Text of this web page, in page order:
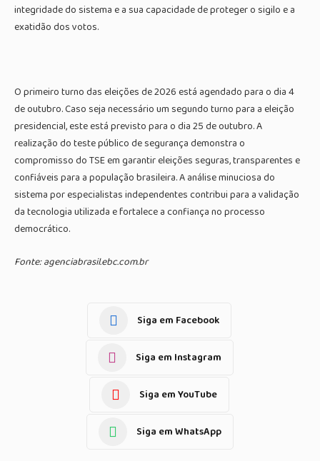
integridade do sistema e a sua capacidade de proteger o sigilo e a
exatidão dos votos.
O primeiro turno das eleições de 2026 está agendado para o dia 4
de outubro. Caso seja necessário um segundo turno para a eleição
presidencial, este está previsto para o dia 25 de outubro. A
realização do teste público de segurança demonstra o
compromisso do TSE em garantir eleições seguras, transparentes e
confiáveis para a população brasileira. A análise minuciosa do
sistema por especialistas independentes contribui para a validação
da tecnologia utilizada e fortalece a confiança no processo
democrático.
Fonte: agenciabrasil.ebc.com.br
Siga em Facebook
Siga em Instagram
Siga em YouTube
Siga em WhatsApp